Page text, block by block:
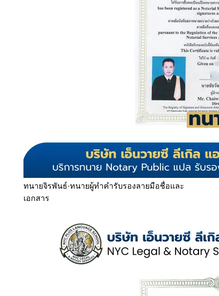
ทนายจิรพันธ์·ทนายผู้ทำคำรับรองลายมือชื่อและ
เอกสาร